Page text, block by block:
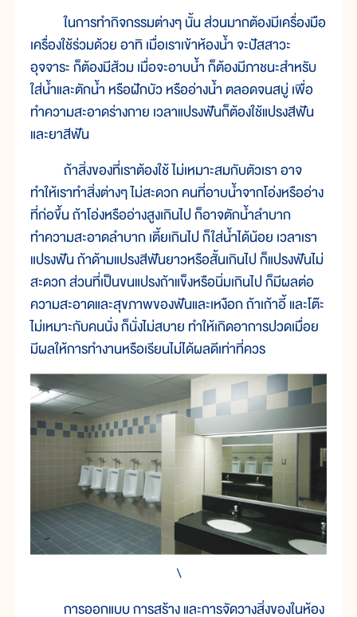
ในการทำกิจกรรมต่างๆ นั้น ส่วนมากต้องมีเครื่องมือ
เครื่องใช้ร่วมด้วย อาทิ เมื่อเราเข้าห้องน้ำ จะปัสสาวะ
อุจจาระ ก็ต้องมีส้วม เมื่อจะอาบน้ำ ก็ต้องมีภาชนะสำหรับ
ใส่น้ำและตักน้ำ หรือฝักบัว หรืออ่างน้ำ ตลอดจนสบู่ เพื่อ
ทำความสะอาดร่างกาย เวลาแปรงฟันก็ต้องใช้แปรงสีฟัน
และยาสีฟัน
ถ้าสิ่งของที่เราต้องใช้ ไม่เหมาะสมกับตัวเรา อาจ
ทำให้เราทำสิ่งต่างๆ ไม่สะดวก คนที่อาบน้ำจากโอ่งหรืออ่าง
ที่ก่อขึ้น ถ้าโอ่งหรืออ่างสูงเกินไป ก็อาจตักน้ำลำบาก
ทำความสะอาดลำบาก เตี้ยเกินไป ก็ใส่น้ำได้น้อย เวลาเรา
แปรงฟัน ถ้าด้ามแปรงสีฟันยาวหรือสั้นเกินไป ก็แปรงฟันไม่
สะดวก ส่วนที่เป็นขนแปรงถ้าแข็งหรือนิ่มเกินไป ก็มีผลต่อ
ความสะอาดและสุขภาพของฟันและเหงือก ถ้าเก้าอี้ และโต๊ะ
ไม่เหมาะกับคนนั่ง ก็นั่งไม่สบาย ทำให้เกิดอาการปวดเมื่อย
มีผลให้การทำงานหรือเรียนไม่ได้ผลดีเท่าที่ควร
\
การออกแบบ การสร้าง และการจัดวางสิ่งของในห้อง